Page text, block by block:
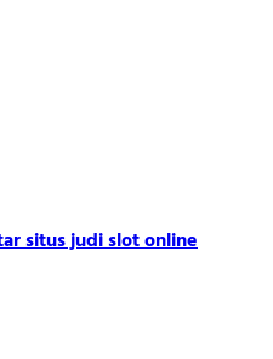
situs judi slot online